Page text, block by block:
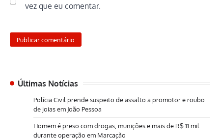
vez que eu comentar.
Últimas Notícias
Polícia Civil prende suspeito de assalto a promotor e roubo
de joias em João Pessoa
Homem é preso com drogas, munições e mais de R$ 11 mil
durante operação em Marcação